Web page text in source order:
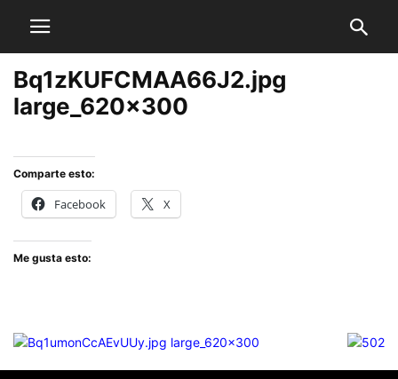
Bq1zKUFCMAA66J2.jpg
large_620x300
Comparte esto:
Facebook X
Me gusta esto: